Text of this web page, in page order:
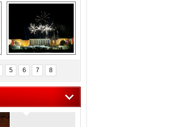
ilkbaharda bir başka
güzel
Haftanın
fotoğrafları
5 6 7 8